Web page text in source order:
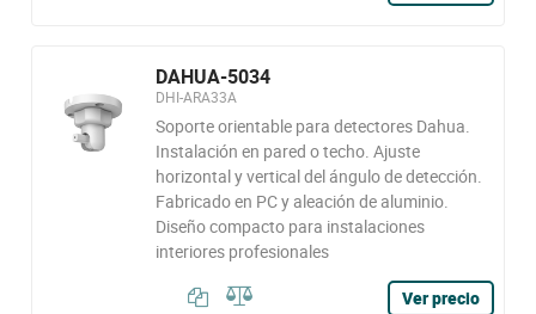
DAHUA-5034
DHI-ARA33A
Soporte orientable para detectores Dahua.
Instalación en pared o techo. Ajuste
horizontal y vertical del ángulo de detección.
Fabricado en PC y aleación de aluminio.
Diseño compacto para instalaciones
interiores profesionales
Ver precio